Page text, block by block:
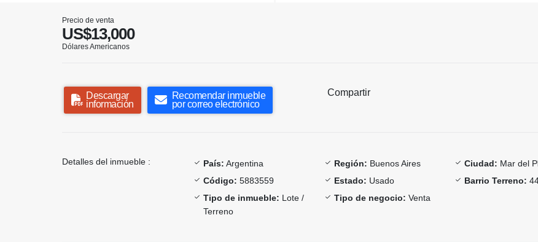
Precio de venta
US$13,000
Dólares Americanos
Descargar
información
Recomendar inmueble
por correo electrónico
Compartir
Detalles del inmueble : País: Argentina Región: Buenos Aires Ciudad: Mar del
Código: 5883559 Estado: Usado Barrio Terreno:
Tipo de inmueble: Lote /
Terreno
Tipo de negocio: Venta